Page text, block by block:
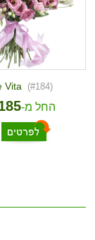
(#184)
Vita
-החל מ